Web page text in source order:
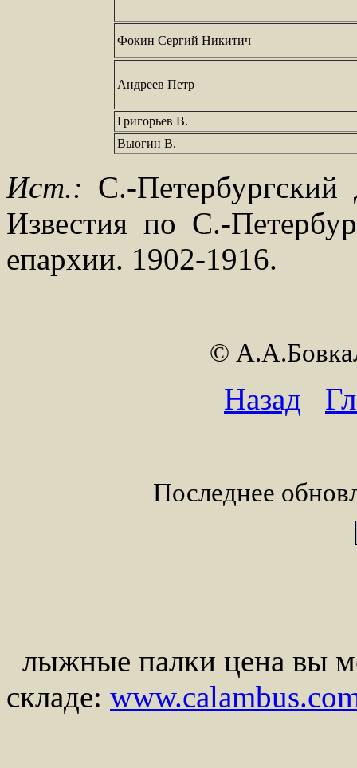
Фокин Сергий Никитич
Андреев Петр
Григорьев В.
Вьюгин В.
Ист.: С.-
Известия по С.-
епархии. 1902-1916.
©
Назад
Последнее
лыжные палки цена вы
складе: